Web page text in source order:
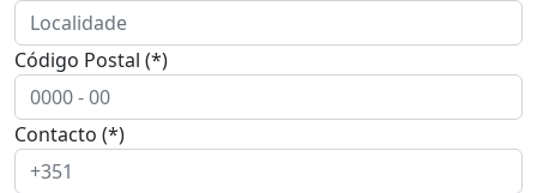
Código Postal (*)
Contacto (*)